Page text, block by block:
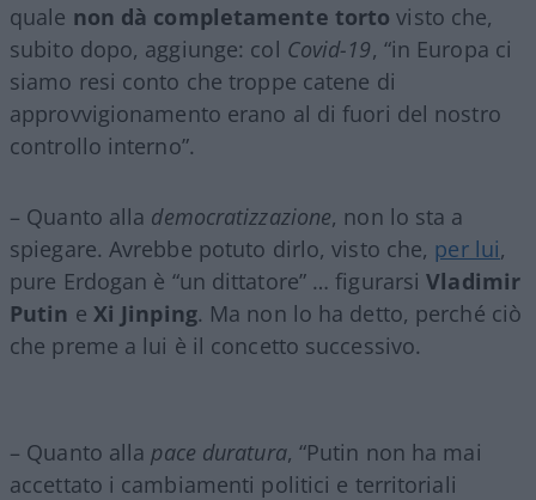
quale non dà completamente torto visto che,
subito dopo, aggiunge: col Covid-19, “in Europa ci
siamo resi conto che troppe catene di
approvvigionamento erano al di fuori del nostro
controllo interno”.
– Quanto alla democratizzazione, non lo sta a
spiegare. Avrebbe potuto dirlo, visto che, per lui,
pure Erdogan è “un dittatore” … figurarsiVladimir
Putin e Xi Jinping. Ma non lo ha detto, perché ciò
che preme a lui è il concetto successivo.
– Quanto alla pace duratura, “Putin non ha mai
accettato i cambiamenti politici e territoriali